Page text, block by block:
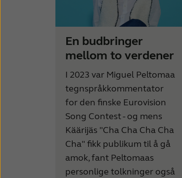
En budbringer
mellom to verdener
I 2023 var Miguel Peltomaa
tegnspråkkommentator
for den finske Eurovision
Song Contest - og mens
Käärijäs "Cha Cha Cha Cha
Cha" fikk publikum til å gå
amok, fant Peltomaas
personlige tolkninger også